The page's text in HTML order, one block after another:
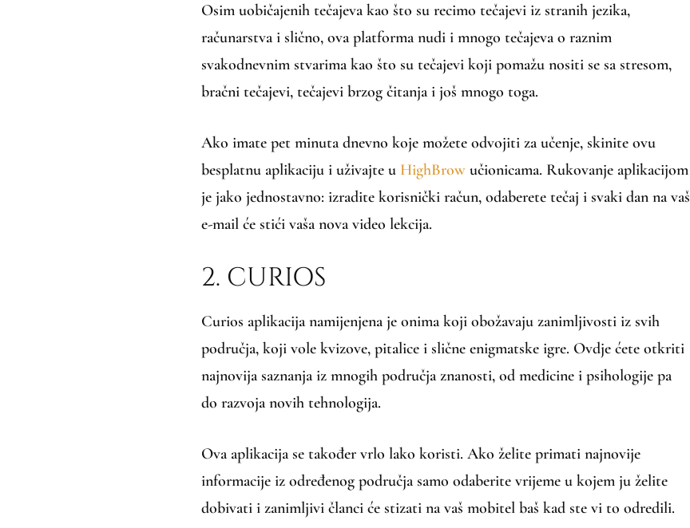
Osim uobičajenih tečajeva kao što su recimo tečajevi iz stranih jezika,
računarstva i slično, ova platforma nudi i mnogo tečajeva o raznim
svakodnevnim stvarima kao što su tečajevi koji pomažu nositi se sa stresom,
bračni tečajevi, tečajevi brzog čitanja i još mnogo toga.
Ako imate pet minuta dnevno koje možete odvojiti za učenje, skinite ovu
besplatnu aplikaciju i uživajte u HighBrow učionicama. Rukovanje aplikacijom
je jako jednostavno: izradite korisnički račun, odaberete tečaj i svaki dan na vaš
e-mail će stići vaša nova video lekcija.
2. CURIOS
Curios aplikacija namijenjena je onima koji obožavaju zanimljivosti iz svih
područja, koji vole kvizove, pitalice i slične enigmatske igre. Ovdje ćete otkriti
najnovija saznanja iz mnogih područja znanosti, od medicine i psihologije pa
do razvoja novih tehnologija.
Ova aplikacija se također vrlo lako koristi. Ako želite primati najnovije
informacije iz određenog područja samo odaberite vrijeme u kojem ju želite
dobivati i zanimljivi članci će stizati na vaš mobitel baš kad ste vi to odredili.